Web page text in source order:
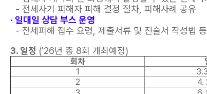
- 전세사기 피해자 피해 결정 절차, 피해사례 공유
· 일대일 상담 부스 운영
- 전세피해 접수 요령, 제출서류 및 진술서 작성법
3. 일정 ('26년 총 8회 개최예정)
회차
1
2
4.